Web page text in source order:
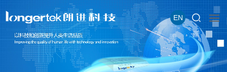
EN